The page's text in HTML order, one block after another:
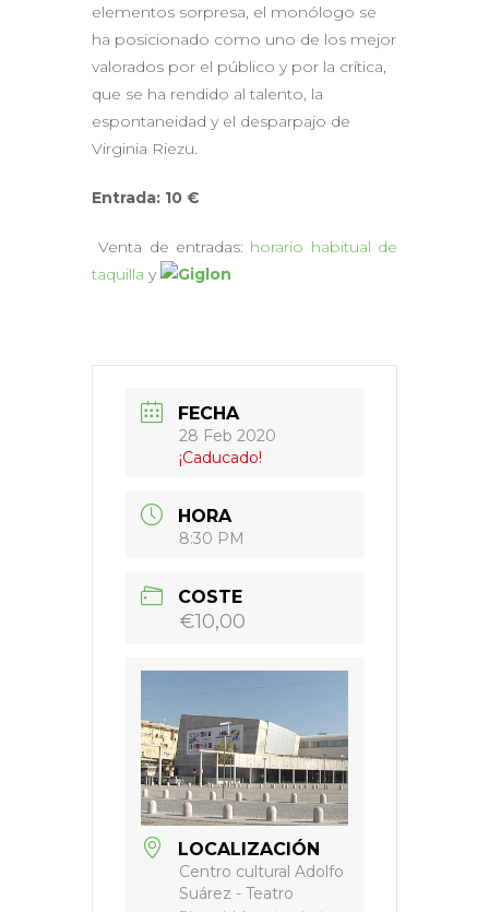
elementos sorpresa, el monólogo se
ha posicionado como uno de los mejor
valorados por el público y por la crítica,
que se ha rendido al talento, la
espontaneidad y el desparpajo de
Virginia Riezu.
Entrada: 10 €
Venta de entradas: horario habitual de
taquilla y
FECHA
28 Feb 2020
¡Caducado!
HORA
8:30 PM
COSTE
€10,00
LOCALIZACIÓN
Centro cultural Adolfo
Suárez - Teatro